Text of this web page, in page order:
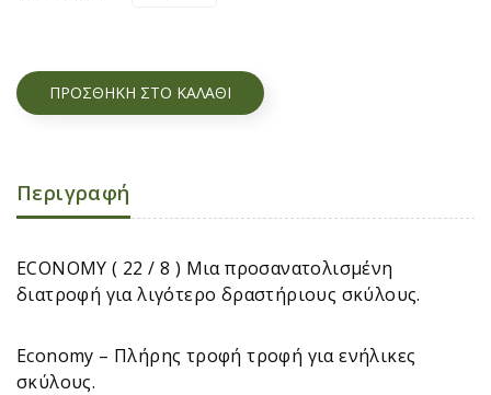
ΠΡΟΣΘΉΚΗ ΣΤΟ ΚΑΛΆΘΙ
Περιγραφή
ECONOMY ( 22 / 8 ) Μια προσανατολισμένη
διατροφή για λιγότερο δραστήριους σκύλους.
Economy – Πλήρης τροφή τροφή για ενήλικες
σκύλους.